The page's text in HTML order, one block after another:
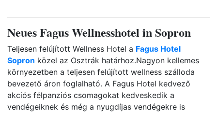
Neues Fagus Wellnesshotel in Sopron
Teljesen felújított Wellness Hotel a Fagus Hotel
Sopron közel az Osztrák határhoz.Nagyon kellemes
környezetben a teljesen felújított wellness szálloda
bevezető áron foglalható. A Fagus Hotel kedvező
akciós félpanziós csomagokat kedveskedik a
vendégeiknek és még a nyugdíjas vendégekre is